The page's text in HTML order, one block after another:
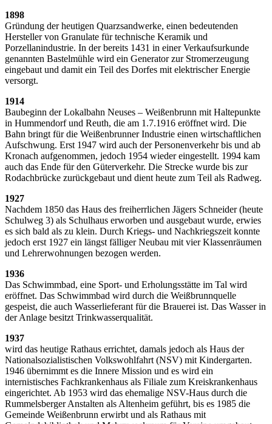
1898
Gründung der heutigen Quarzsandwerke, einen bedeutenden
Hersteller von Granulate für technische Keramik und
Porzellanindustrie. In der bereits 1431 in einer Verkaufsurkunde
genannten Bastelmühle wird ein Generator zur Stromerzeugung
eingebaut und damit ein Teil des Dorfes mit elektrischer Energie
versorgt.
1914
Baubeginn der Lokalbahn Neuses – Weißenbrunn mit Haltepunkte
in Hummendorf und Reuth, die am 1.7.1916 eröffnet wird. Die
Bahn bringt für die Weißenbrunner Industrie einen wirtschaftlichen
Aufschwung. Erst 1947 wird auch der Personenverkehr bis und ab
Kronach aufgenommen, jedoch 1954 wieder eingestellt. 1994 kam
auch das Ende für den Güterverkehr. Die Strecke wurde bis zur
Rodachbrücke zurückgebaut und dient heute zum Teil als Radweg.
1927
Nachdem 1850 das Haus des freiherrlichen Jägers Schneider (heute
Schulweg 3) als Schulhaus erworben und ausgebaut wurde, erwies
es sich bald als zu klein. Durch Kriegs- und Nachkriegszeit konnte
jedoch erst 1927 ein längst fälliger Neubau mit vier Klassenräumen
und Lehrerwohnungen bezogen werden.
1936
Das Schwimmbad, eine Sport- und Erholungsstätte im Tal wird
eröffnet. Das Schwimmbad wird durch die Weißbrunnquelle
gespeist, die auch Wasserlieferant für die Brauerei ist. Das Wasser in
der Anlage besitzt Trinkwasserqualität.
1937
wird das heutige Rathaus errichtet, damals jedoch als Haus der
Nationalsozialistischen Volkswohlfahrt (NSV) mit Kindergarten.
1946 übernimmt es die Innere Mission und es wird ein
internistisches Fachkrankenhaus als Filiale zum Kreiskrankenhaus
eingerichtet. Ab 1953 wird das ehemalige NSV-Haus durch die
Rummelsberger Anstalten als Altenheim geführt, bis es 1985 die
Gemeinde Weißenbrunn erwirbt und als Rathaus mit